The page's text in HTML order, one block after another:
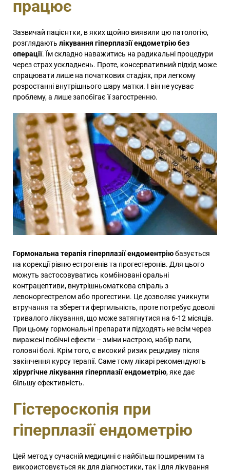
працює
Зазвичай пацієнтки, в яких щойно виявили цю патологію,
розглядають лікування гіперплазії ендометрію без
операції. Їм складно наважитись на радикальні процедури
через страх ускладнень. Проте, консервативний підхід може
спрацювати лише на початкових стадіях, при легкому
розростанні внутрішнього шару матки. І він не усуває
проблему, а лише запобігає її загостренню.
Гормональна терапія гіперплазії ендоментріюбазується
на корекції рівню естрогенів та прогестеронів. Для цього
можуть застосовуватись комбіновані оральні
контрацептиви, внутрішньоматкова спіраль з
левоноргестрелом або прогестини. Це дозволяє уникнути
втручання та зберегти фертильність, проте потребує доволі
тривалого лікування, що може затягнутися на 6-12 місяців.
При цьому гормональні препарати підходять не всім через
виражені побічні ефекти – зміни настрою, набір ваги,
головні болі. Крім того, є високий ризик рецидиву після
закінчення курсу терапії. Саме тому лікарі рекомендують
хірургічне лікування гіперплазії ендометрію, яке дає
більшу ефективність.
Гістероскопія при
гіперплазії ендометрію
Цей метод у сучасній медицині є найбільш поширеним та
використовується як для діагностики, так і для лікування